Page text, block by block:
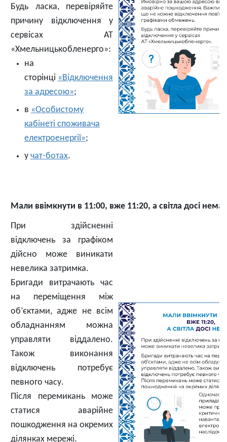
Будь ласка, перевіряйте
причину відключення у
сервісах АТ
«Хмельницькобленерго»:
на
сторінці «Відключення
за адресою»;
в «Особистому
кабінеті споживача
електроенергії»;
у чат-ботах.
Мали ввімкнути в 11:00, вже 11:20, а світла досі
При здійсненні
відключень за графіком
дійсно може виникати
невелика затримка.
Бригади витрачають час
на переміщення між
об’єктами, адже не всім
обладнанням можна
управляти віддалено.
Також виконання
відключень потребує
певного часу.
Після перемикань може
статися аварійне
пошкодження на окремих
ділянках мережі.